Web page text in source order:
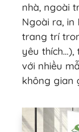
nhà, ngoài
Ngoài ra, in
trang trí
yêu thích…),
với nhiều
không gian